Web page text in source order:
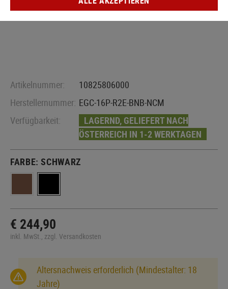
Artikelnummer:
10825806000
Herstellernummer: EGC-16P-R2E-BNB-NCM
Verfügbarkeit:
LAGERND, GELIEFERT NACH
ÖSTERREICH IN 1-2 WERKTAGEN
FARBE:SCHWARZ
€ 244,90
inkl. MwSt., zzgl. Versandkosten
Altersnachweis erforderlich (Mindestalter: 18
Jahre)